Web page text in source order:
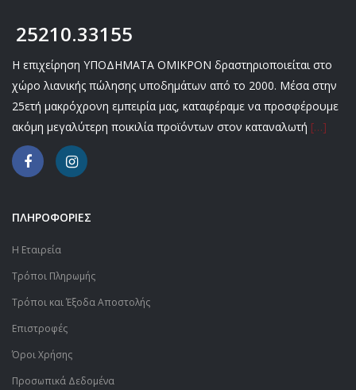
25210.33155
Η επιχείρηση ΥΠΟΔΗΜΑΤΑ ΟΜΙΚΡΟΝ δραστηριοποιείται στο
χώρο λιανικής πώλησης υποδημάτων από το 2000. Μέσα στην
25ετή μακρόχρονη εμπειρία μας, καταφέραμε να προσφέρουμε
ακόμη μεγαλύτερη ποικιλία προϊόντων στον καταναλωτή […]
ΠΛΗΡΟΦΟΡΙΕΣ
Η Εταιρεία
Τρόποι Πληρωμής
Τρόποι και Έξοδα Αποστολής
Επιστροφές
Όροι Χρήσης
Προσωπικά Δεδομένα